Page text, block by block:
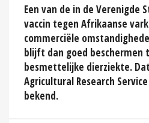
Een van de in de Verenigde
vaccin tegen Afrikaanse
commerciële
blijft dan goed beschermen
besmettelijke dierziekte.
Agricultural Research
bekend.